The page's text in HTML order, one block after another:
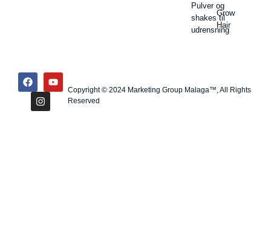
Pulver og
shakes til
udrensning
Grow
Hair
Copyright © 2024 Marketing Group Malaga™, All Rights
Reserved